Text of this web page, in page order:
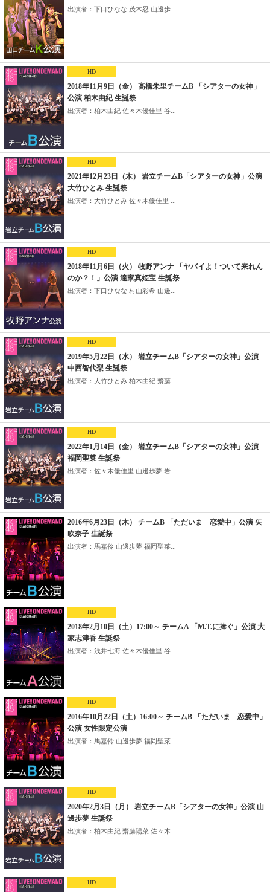
出演者：下口ひなな 茂木忍 山邊歩...
HD
2018年11月9日（金） 高橋朱里チームB 「シアターの女神」
公演 柏木由紀 生誕祭
出演者：柏木由紀 佐々木優佳里 谷...
HD
2021年12月23日（木） 岩立チームB「シアターの女神」公演
大竹ひとみ 生誕祭
出演者：大竹ひとみ 佐々木優佳里 ...
HD
2018年11月6日（火） 牧野アンナ 「ヤバイよ！ついて来れん
のか？！」公演 達家真姫宝 生誕祭
出演者：下口ひなな 村山彩希 山邊...
HD
2019年5月22日（水） 岩立チームB「シアターの女神」公演
中西智代梨 生誕祭
出演者：大竹ひとみ 柏木由紀 齋藤...
HD
2022年1月14日（金） 岩立チームB「シアターの女神」公演
福岡聖菜 生誕祭
出演者：佐々木優佳里 山邊歩夢 岩...
2016年6月23日（木） チームB 「ただいま 恋愛中」公演 矢
吹奈子 生誕祭
出演者：馬嘉伶 山邊歩夢 福岡聖菜...
HD
2018年2月10日（土）17:00～ チームA 「M.T.に捧ぐ」公演 大
家志津香 生誕祭
出演者：浅井七海 佐々木優佳里 谷...
HD
2016年10月22日（土）16:00～ チームB 「ただいま 恋愛中」
公演 女性限定公演
出演者：馬嘉伶 山邊歩夢 福岡聖菜...
HD
2020年2月3日（月） 岩立チームB「シアターの女神」公演 山
邊歩夢 生誕祭
出演者：柏木由紀 齋藤陽菜 佐々木...
HD